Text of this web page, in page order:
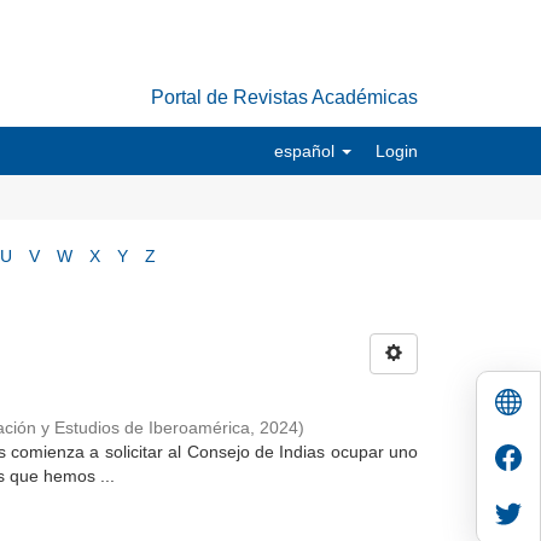
Portal de Revistas Académicas
español Login
U V W X Y Z
y Estudios de Iberoamérica, 2024)
a solicitar al Consejo de Indias ocupar uno
hemos ...